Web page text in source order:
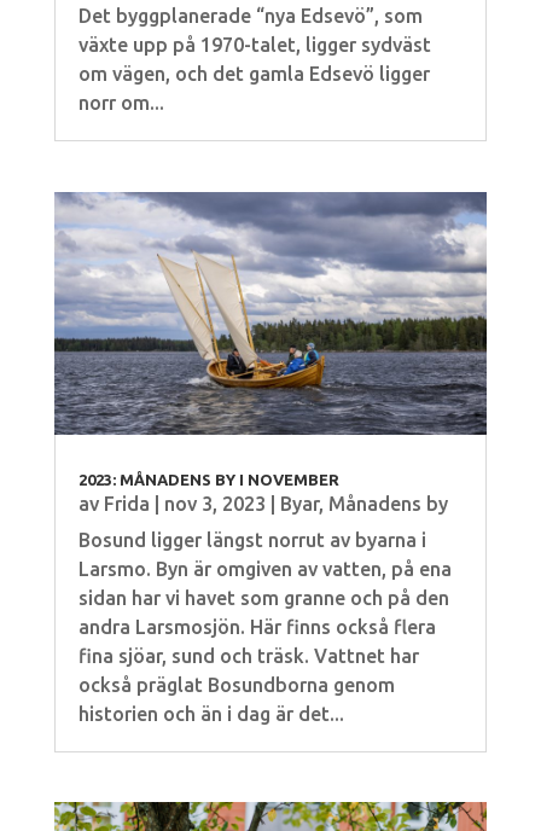
Det byggplanerade “nya Edsevö”, som
växte upp på 1970-talet, ligger sydväst
om vägen, och det gamla Edsevö ligger
norr om...
2023: MÅNADENS BY I NOVEMBER
av Frida nov 3, 2023 Byar, Månadens by
Bosund ligger längst norrut av byarna i
Larsmo. Byn är omgiven av vatten, på ena
sidan har vi havet som granne och på den
andra Larsmosjön. Här finns också flera
fina sjöar, sund och träsk. Vattnet har
också präglat Bosundborna genom
historien och än i dag är det...